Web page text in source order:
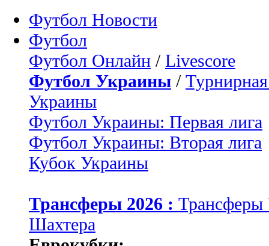
Футбол Новости
Футбол
Футбол Онлайн / Livescore
Футбол Украины /
Украины
Футбол Украины: Первая лига
Футбол Украины: Вторая лига
Кубок Украины
Трансферы 2026 :
Шахтера